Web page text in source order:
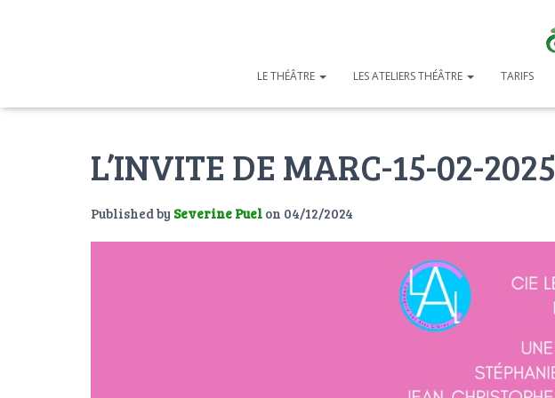
LE THÉÂTRE LES ATELIERS THÉÂTRE TARIFS
L’INVITE DE MARC-15-02-2025
Published by Severine Puel on 04/12/2024